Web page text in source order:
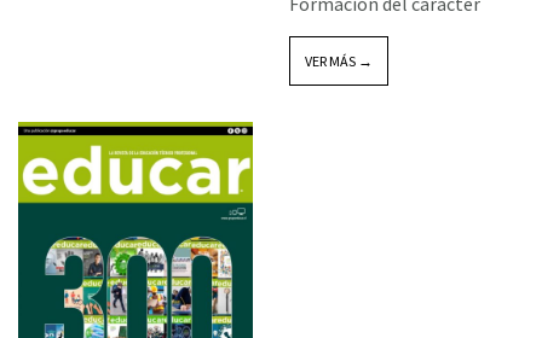
VER MÁS →